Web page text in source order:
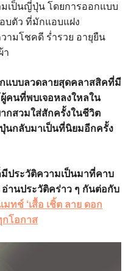
เป็นญี่ปุ่น โดยการออกแบบ
บตัว ที่มักแอบแฝง
มโชคดี ร่ำรวย อายุยืน
า
แบบลวดลายสุดคลาสสิคที่มี
คนที่พบเจอหลงใหลใน
กสวมใส่สักครั้งในชีวิต
นกลับมาเป็นที่นิยมอีกครั้ง
มีประวัติความเป็นมาที่คาบ
านประวัติคร่าว ๆ กันต่อกับ
ทช์ ‘เสื้อ เชิ้ต ลาย ดอก
กโอกาส